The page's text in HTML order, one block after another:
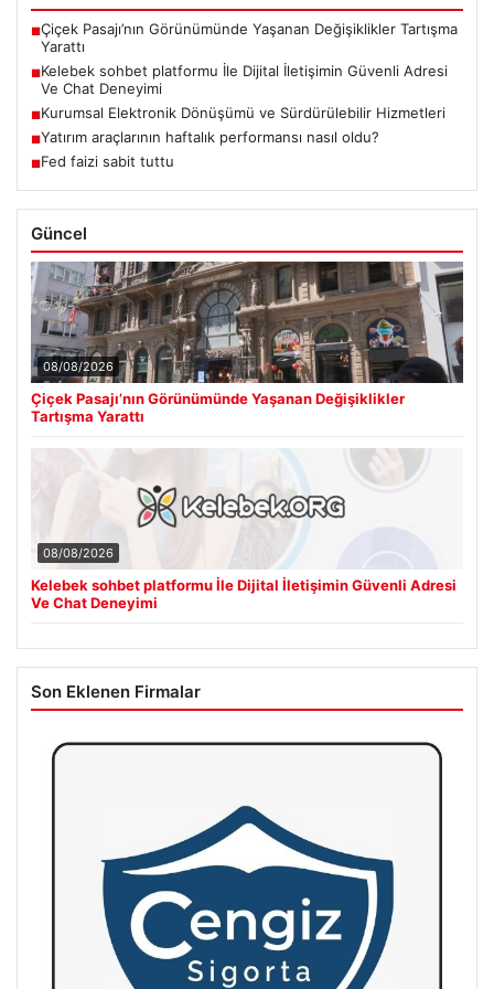
■Çiçek Pasajı’nın Görünümünde Yaşanan Değişiklikler Tartışma
Yarattı
■Kelebek sohbet platformu İle Dijital İletişimin Güvenli Adresi
Ve Chat Deneyimi
■Kurumsal Elektronik Dönüşümü ve Sürdürülebilir Hizmetleri
■Yatırım araçlarının haftalık performansı nasıl oldu?
■Fed faizi sabit tuttu
Güncel
08/08/2026
Çiçek Pasajı’nın Görünümünde Yaşanan Değişiklikler
Tartışma Yarattı
08/08/2026
Kelebek sohbet platformu İle Dijital İletişimin Güvenli Adresi
Ve Chat Deneyimi
Son Eklenen Firmalar